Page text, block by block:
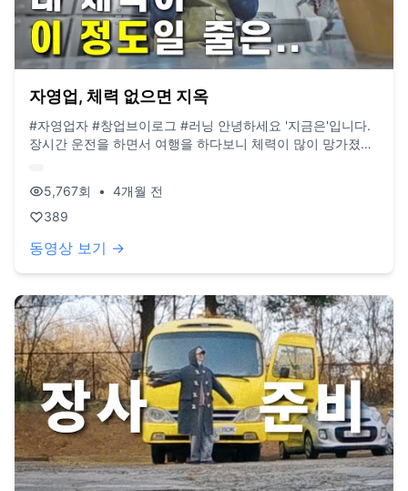
자영업, 체력 없으면 지옥
#자영업자 #창업브이로그 #러닝 안녕하세요 '지금은'입니다.
장시간 운전을 하면서 여행을 하다보니 체력이 많이 망가졌었
로도 열심히 해서 체력을 길러 보려 합니다. 최근 날씨가 많이
좋아졌는데, 다들 한번씩 뛰어보시는 것 추천드립니다 😄
5,767회 • 4개월 전
389
동영상 보기 →